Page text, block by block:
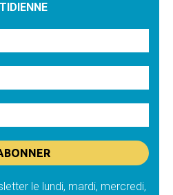
le lundi, mardi, mercredi,